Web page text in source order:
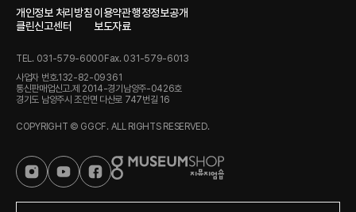
개인정보 처리방침 이용약관행정정보공개
클린신고센터
보도자료
TEL. 031-579-6000Fax. 031-579-6013
사업자 번호.132-82-09361
통신판매업신고.제 2014-경기남양주-0426호
경기도 남양주시 조안면 다산로 747번길 16
COPYRIGHT © GGCF. ALL RIGHTS RESERVED.